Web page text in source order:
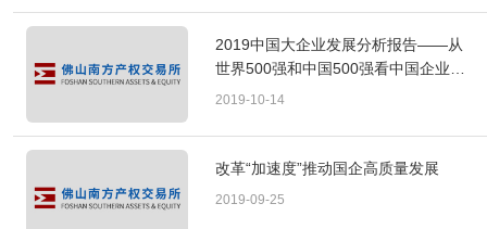
2019中国大企业发展分析报告——从
世界500强和中国500强看中国企业高
质量发展进程
2019-10-14
改革“加速度”推动国企高质量发展
2019-09-25